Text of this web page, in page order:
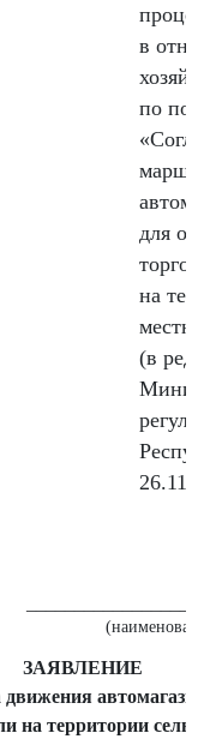
в
по
для
на
(в
ЗАЯВЛЕНИЕ
на территории